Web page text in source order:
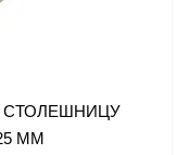
СТОЛЕШНИЦУ
ММ